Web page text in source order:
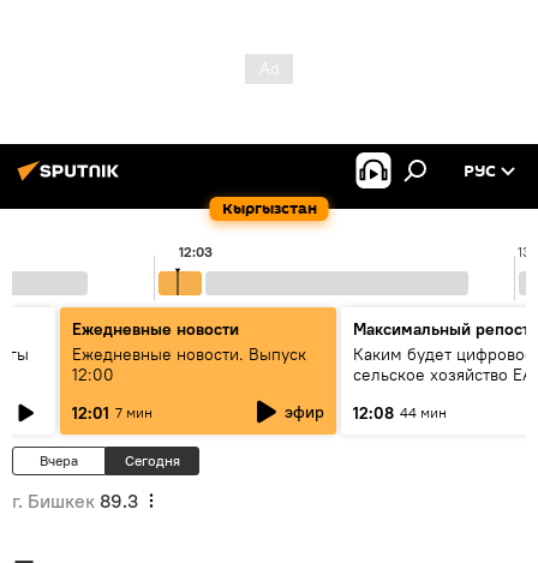
Кыргызстан
РУС
12:03
Ежедневные новости
Ежедневные новости. Выпуск
12:00
12:01 7 мин эфир
Максимальный репост
Каким будет цифровое
сельское хозяйство
12:08 44 мин
Вчера Сегодня
г. Бишкек 89.3